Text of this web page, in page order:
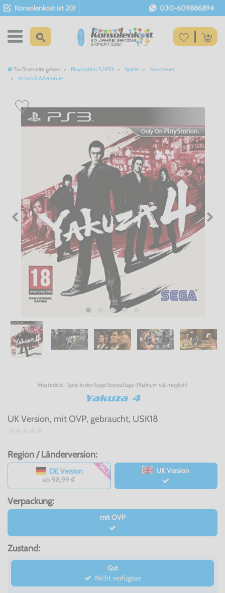
Konsolenkost ist 20! 030-609886894
Zur Startseite gehen Playstation 3 / PS3 Spiele
Abenteuer
Action & Adventure
Musterbild - Spiel in der Regel Erstauflage (Platinum o.ä. möglich)
Yakuza 4
UK Version, mit OVP, gebraucht, USK18
Region / Länderversion:
DE Version
ab 98,99 €
SALE UK Version
Verpackung:
mit OVP
Zustand:
Gut
Nicht verfügbar